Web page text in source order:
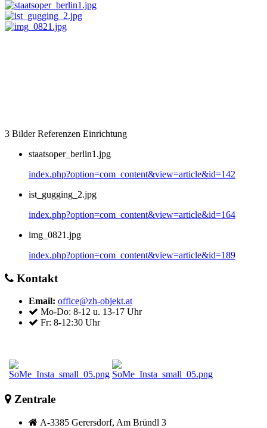
3 Bilder Referenzen Einrichtung
staatsoper_berlin1.jpg
index.php?option=com_content&view=article&id=142
ist_gugging_2.jpg
index.php?option=com_content&view=article&id=164
img_0821.jpg
index.php?option=com_content&view=article&id=189
Kontakt
Email: office@zh-objekt.at
Mo-Do: 8-12 u. 13-17 Uhr
Fr: 8-12:30 Uhr
Zentrale
A-3385 Gerersdorf, Am Bründl 3